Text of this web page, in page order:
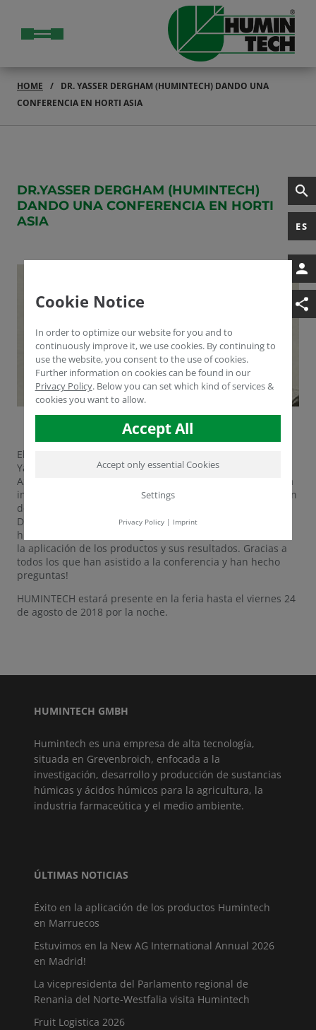
ES
HOME
DR. YASSER DERGHAM (HUMINTECH) DANDO UNA
CONFERENCIA EN HORTI ASIA
DR.YASSER DERGHAM (HUMINTECH)
DANDO UNA CONFERENCIA EN HORTI
ASIA
El Director Técnico y de Ventas de HUMINTECH, el Dr.
Yasser Dergham, ha dado hoy una conferencia en HORTI
ASIA en Bangkok. Este año se celebra por sexta vez la feria
internacional de la técnica de producción y transformación
de productos hortícolas y florícolas. El tema del Dr.
Derghams fue el uso de ácidos húmicos y sustancias
húmicas en los sectores agrícolas, con especial atención a
la aplicación de los productos y sus resultados. Gracias a
todos los que han asistido a la conferencia y han hecho
preguntas!
HUMINTECH estará presente en la feria hasta el viernes 24
de agosto de 2018 por la noche.
HUMINTECH GMBH
Humintech es una empresa de alta tecnología,
situada en Grevenbroich, enfocada a la
investigación, desarrollo y producción de sustancias
húmicas y ácidos húmicos para la agricultura, la
industria farmaceútica y el medio ambiente.
ÚLTIMAS NOTICIAS
Éxito en la aplicación de los productos Humintech
en Marruecos
Estuvimos en la New AG International Annual 2026
en Madrid!
La vicepresidenta del Parlamento regional de
Renania del Norte-Westfalia visita Humintech
Fruit Logistica 2026
Cookie Notice
In order to optimize our website for you and to
continuously improve it, we use cookies. By continuing to
use the website, you consent to the use of cookies.
Further information on cookies can be found in our
Privacy Policy. Below you can set which kind of services &
cookies you want to allow.
Accept All
Accept only essential Cookies
Settings
Privacy Policy| Imprint